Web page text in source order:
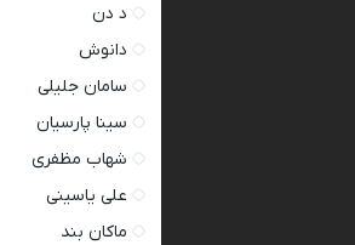
د دن
دانوش
سامان جلیلی
سینا پارسیان
شهاب مظفری
علی یاسینی
ماکان بند